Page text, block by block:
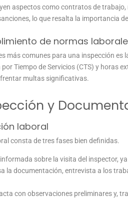
aspectos como contratos de
lo que resalta la importancia
de normas
más comunes para una inspección es
Tiempo de Servicios (CTS) y horas
multas significativas.
y
laboral
consta de tres fases bien definidas.
sobre la visita del inspector,
la documentación, entrevista a los
con observaciones preliminares y,